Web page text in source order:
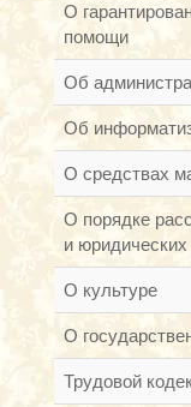
О
помощи
Об
Об
О средствах
О порядке
и
О культуре
О
Трудовой